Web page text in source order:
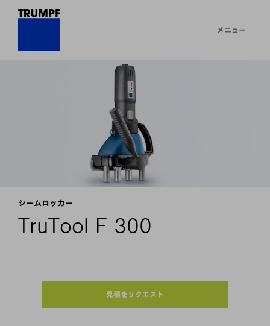
メニュー
シームロッカー
TruTool F 300
見積をリクエスト